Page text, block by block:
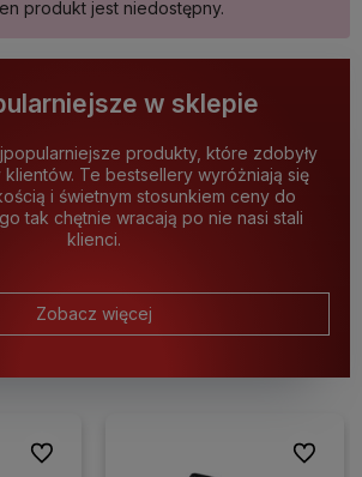
produkt jest niedostępny.
w sklepie
produkty, które zdobyły
Te bestsellery wyróżniają się
i świetnym stosunkiem ceny do
tak chętnie wracają po nie nasi stali
klienci.
Zobacz więcej
Do ulubionych Do